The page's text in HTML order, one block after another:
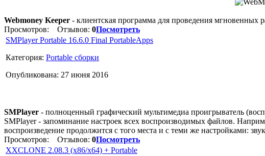
Webmoney Keeper - клиентская программа для проведения
Просмотров:
Отзывов: 0Посмотреть
SMPlayer Portable 16.6.0 Final PortableApps
Категория: Portable сборки
Опубликована: 27 июня 2016
SMPlayer - полноценный графический мультимедиа проигрыватель
SMPlayer - запоминание настроек всех воспроизводимых файлов.
воспроизведение продолжится с того места и с теми же настройками:
Просмотров:
Отзывов: 0Посмотреть
XXCLONE 2.08.3 (x86/x64) + Portable